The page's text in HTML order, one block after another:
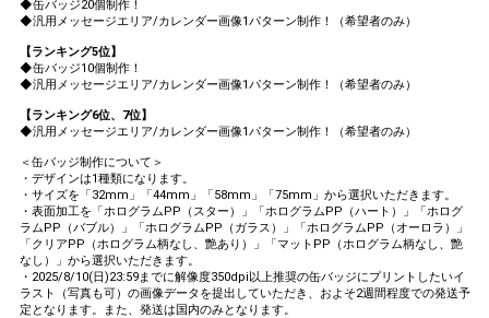
◆缶バッジ20個制作！
◆汎用メッセージエリア/カレンダー画像1パターン制作！（希望者のみ）
【ランキング5位】
◆缶バッジ10個制作！
◆汎用メッセージエリア/カレンダー画像1パターン制作！（希望者のみ）
【ランキング6位、7位】
◆汎用メッセージエリア/カレンダー画像1パターン制作！（希望者のみ）
＜缶バッジ制作について＞
・デザインは1種類になります。
・サイズを「32mm」「44mm」「58mm」「75mm」から選択いただきます。
・表面加工を「ホログラムPP（スター）」「ホログラムPP（ハート）」「ホログ
ラムPP（バブル）」「ホログラムPP（ガラス）」「ホログラムPP（オーロラ）」
「クリアPP（ホログラム柄なし、艶あり）」「マットPP（ホログラム柄なし、艶
なし）」から選択いただきます。
・2025/8/10(日)23:59までに解像度350dpi以上推奨の缶バッジにプリントしたいイ
ラスト（写真も可）の画像データを提出していただき、およそ2週間程度での発送予
定となります。また、発送は国内のみとなります。